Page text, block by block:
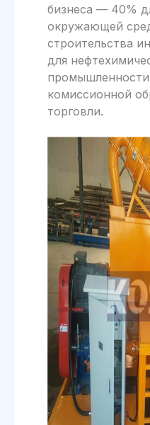
бизнеса — 40%
окружающей
строительства
для
промышленности
комиссионной
торговли.